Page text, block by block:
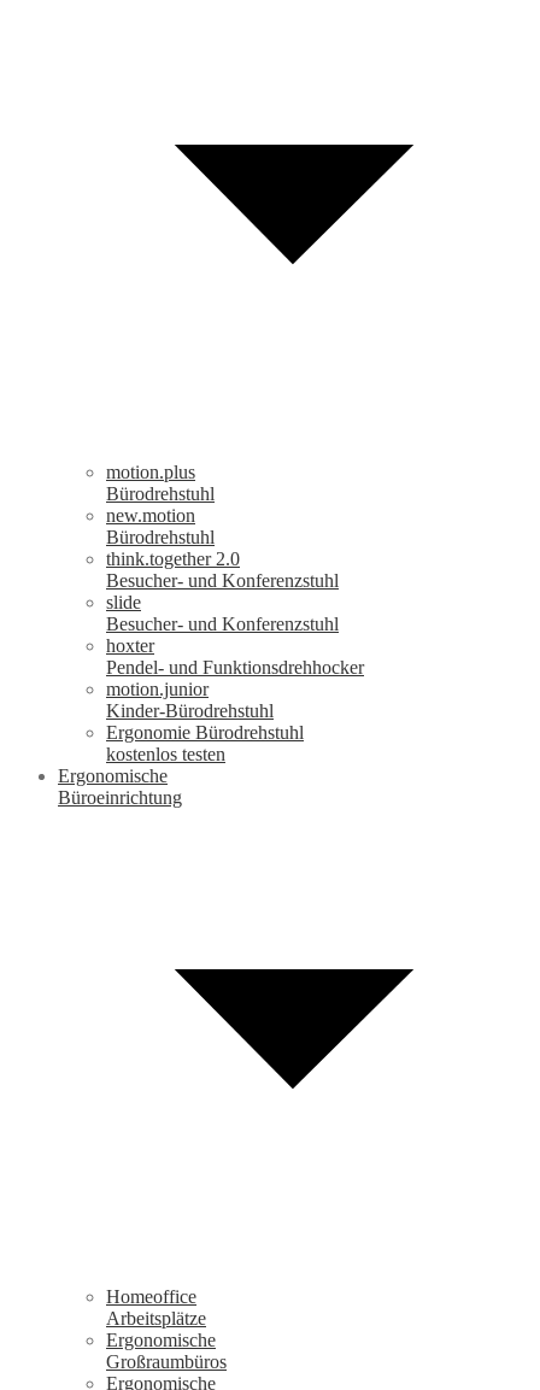
motion.plus
Bürodrehstuhl
new.motion
Bürodrehstuhl
think.together 2.0
Besucher- und Konferenzstuhl
slide
Besucher- und Konferenzstuhl
hoxter
Pendel- und Funktionsdrehhocker
motion.junior
Kinder-Bürodrehstuhl
Ergonomie Bürodrehstuhl
kostenlos testen
Ergonomische
Büroeinrichtung
Homeoffice
Arbeitsplätze
Ergonomische
Großraumbüros
Ergonomische